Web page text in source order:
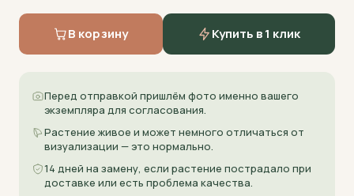
В корзину Купить в 1 клик
Перед отправкой пришлём фото именно вашего
экземпляра для согласования.
Растение живое и может немного отличаться от
визуализации — это нормально.
14 дней на замену, если растение пострадало при
доставке или есть проблема качества.